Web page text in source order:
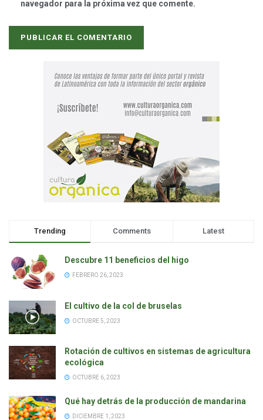
navegador para la próxima vez que comente.
Trending Comments Latest
Descubre 11 beneficios del higo
FEBRERO 26, 2023
El cultivo de la col de bruselas
OCTUBRE 5, 2023
Rotación de cultivos en sistemas de agricultura
ecológica
OCTUBRE 6, 2023
Qué hay detrás de la producción de mandarina
DICIEMBRE 1, 2023